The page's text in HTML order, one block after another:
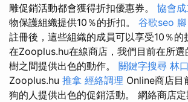
雕促銷活動都會獲得折扣優惠券。 協會成
物保護組織提供10％的折扣。 谷歌seo
註冊後，這些組織的成員可以享受10％的
在Zooplus.hu在線商店，我們目前在所選
樹之間提供出色的動作。 關鍵字搜尋 林
Zooplus.hu 推拿 經絡調理 Online商店目
狗的人提供出色的促銷活動。 網絡商店